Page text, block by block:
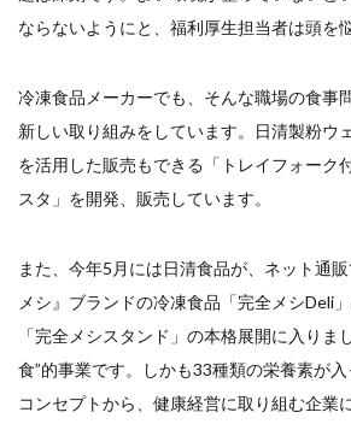
ならないようにと、福利厚生担当者は頭を
冷凍食品メーカーでも、そんな職場の食事
新しい取り組みをしています。日清製粉ウ
を活用した販売もできる「トレイフォー
スタ」を開発、販売しています。
また、今年5月には日清食品が、ネット通
メシ』ブランドの冷凍食品「完全メシDeli
「完全メシスタンド」の本格展開に入りま
食”的事業です。しかも33種類の栄養素が
コンセプトから、健康経営に取り組む企業